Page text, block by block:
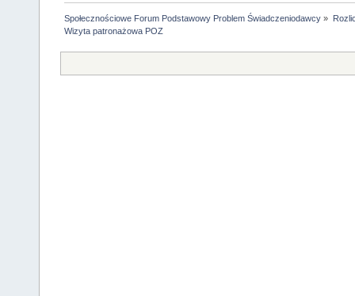
Społecznościowe Forum Podstawowy Problem Świadczeniodawcy »
Wizyta patronażowa POZ